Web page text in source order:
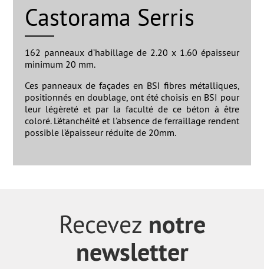
Castorama Serris
162 panneaux d’habillage de 2.20 x 1.60 épaisseur
minimum 20 mm.
Ces panneaux de façades en BSI fibres métalliques,
positionnés en doublage, ont été choisis en BSI pour
leur légèreté et par la faculté de ce béton à être
coloré. L’étanchéité et l’absence de ferraillage rendent
possible l’épaisseur réduite de 20mm.
Recevez notre
newsletter